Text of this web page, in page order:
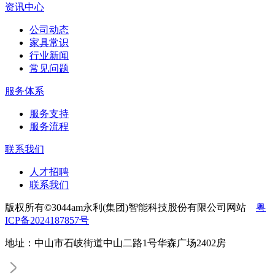
资讯中心
公司动态
家具常识
行业新闻
常见问题
服务体系
服务支持
服务流程
联系我们
人才招聘
联系我们
版权所有©3044am永利(集团)智能科技股份有限公司网站 粤
ICP备2024187857号
地址：中山市石岐街道中山二路1号华森广场2402房